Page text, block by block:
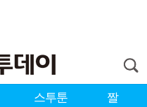
스투툰 짤